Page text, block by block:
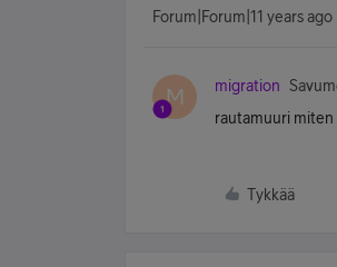
Forum|Forum|11 years ago
M migration
rautamuuri miten
Tykkää